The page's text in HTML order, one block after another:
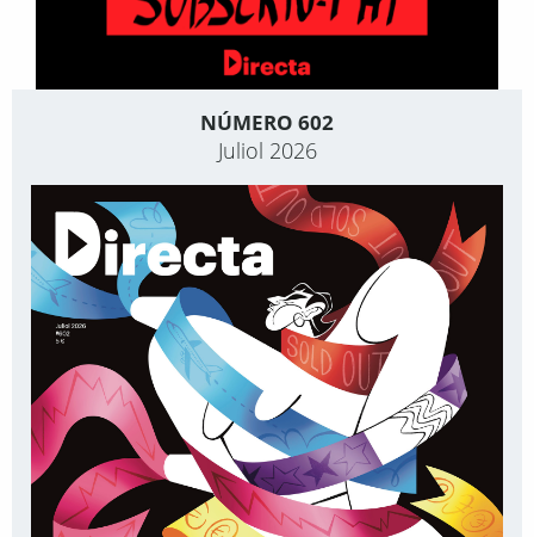
NÚMERO 602
Juliol 2026